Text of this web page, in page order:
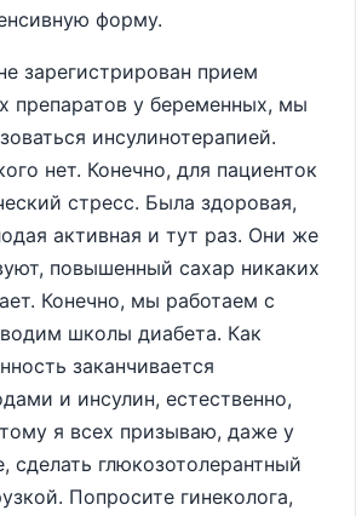
форму.
зарегистрирован прием
препаратов у беременных, мы
инсулинотерапией.
нет. Конечно, для пациенток
стресс. Была здоровая,
активная и тут раз. Они же
повышенный сахар никаких
Конечно, мы работаем с
школы диабета. Как
заканчивается
и инсулин, естественно,
я всех призываю, даже у
сделать глюкозотолерантный
Попросите гинеколога,